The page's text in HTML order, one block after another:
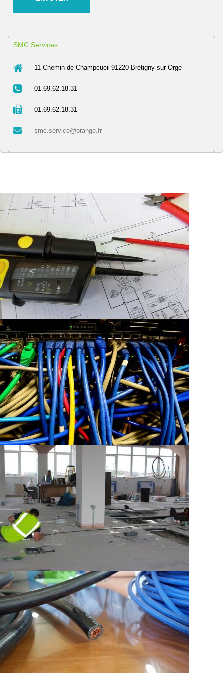
SMC Services
11 Chemin de Champcueil 91220 Brétigny-sur-Orge
01.69.62.18.31
01.69.62.18.31
smc.service@orange.fr